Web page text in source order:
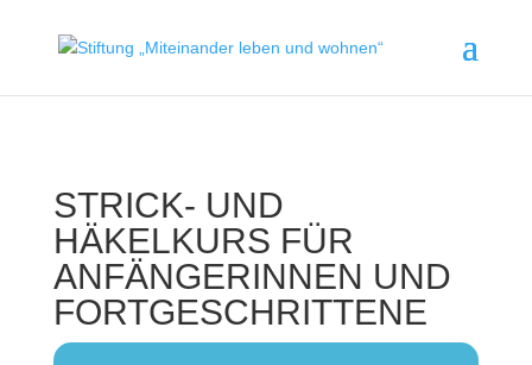
STRICK- UND
HÄKELKURS FÜR
ANFÄNGERINNEN UND
FORTGESCHRITTENE